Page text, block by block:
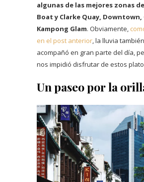
algunas de las mejores zonas
Boat y Clarke Quay,
Kampong Glam. Obviamente,
en el post anterior, la lluvia
acompañó en gran parte del día,
nos impidió disfrutar de estos
Un paseo por la